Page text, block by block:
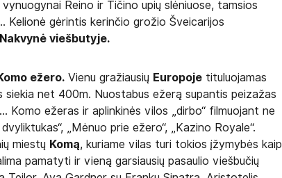
Reino ir Tičino upių slėniuose, tamsios
Kelionė gėrintis kerinčio grožio Šveicarijos
Nakvynė viešbutyje.
ežero. Vienu gražiausių Europoje tituluojamas
net 400m. Nuostabus ežerą supantis peizažas
Komo ežeras ir aplinkinės vilos „dirbo“ filmuojant ne
„Mėnuo prie ežero“, „Kazino Royale“.
miestų Komą, kuriame vilas turi tokios įžymybės kaip
pamatyti ir vieną garsiausių pasaulio viešbučių